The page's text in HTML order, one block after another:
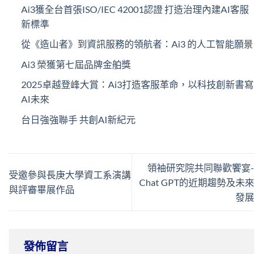
Ai3獲全台首張ISO/IEC 42001認證 打造治理內建AI客服
新標準
從《造山者》到資訊服務的領航者：Ai3 的人工智能願景
Ai3 榮獲第七屆品牌金舶獎
2025卓越登峰大賞：Ai3打造客服革命，以科技創新書寫
AI未來
台日強強聯手 共創AI新紀元
受邀參與長庚大學資工系演講
與評審畢展作品
領袖研究院共同聯歡饗宴-
Chat GPT的近期趨勢及未來
發展
發佈留言